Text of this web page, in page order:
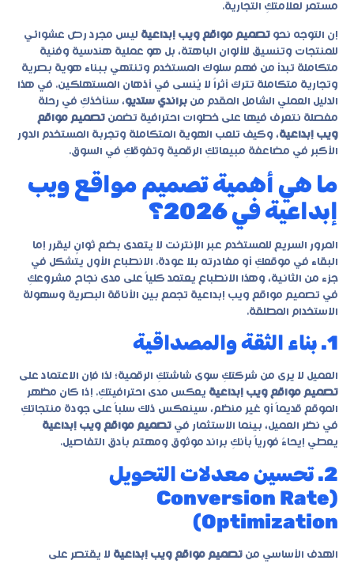
مستمر لعلامتكِ التجارية.
إن التوجه نحو تصميم مواقع ويب إبداعية ليس مجرد رصّ عشوائي
للمنتجات وتنسيق للألوان الباهتة، بل هو عملية هندسية وفنية
متكاملة تبدأ من فهم سلوك المستخدم وتنتهي ببناء هوية بصرية
وتجارية متكاملة تترك أثراً لا يُنسى في أذهان المستهلكين. في هذا
الدليل العملي الشامل المقدم من براندي ستديو، سنأخذكِ في رحلة
مفصلة نتعرف فيها على خطوات احترافية تضمن تصميم مواقع
ويب إبداعية، وكيف تلعب الهوية المتكاملة وتجربة المستخدم الدور
الأكبر في مضاعفة مبيعاتكِ الرقمية وتفوقكِ في السوق.
ما هي أهمية تصميم مواقع ويب
إبداعية في 2026؟
المرور السريع للمستخدم عبر الإنترنت لا يتعدى بضع ثوانٍ ليقرر إما
البقاء في موقعكِ أو مغادرته بلا عودة. الانطباع الأول يتشكل في
جزء من الثانية، وهذا الانطباع يعتمد كلياً على مدى نجاح مشروعكِ
في تصميم مواقع ويب إبداعية تجمع بين الأناقة البصرية وسهولة
الاستخدام المطلقة.
1. بناء الثقة والمصداقية
العميل لا يرى من شركتكِ سوى شاشتكِ الرقمية؛ لذا فإن الاعتماد على
تصميم مواقع ويب إبداعية يعكس مدى احترافيتكِ. إذا كان مظهر
الموقع قديماً أو غير منظم، سينعكس ذلك سلباً على جودة منتجاتكِ
في نظر العميل، بينما الاستثمار في تصميم مواقع ويب إبداعية
يعطي إيحاءً فورياً بأنكِ براند موثوق ومهتم بأدق التفاصيل.
2. تحسين معدلات التحويل
(Conversion Rate
Optimization)
الهدف الأساسي من تصميم مواقع ويب إبداعية لا يقتصر على